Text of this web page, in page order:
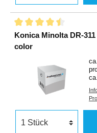
Konica Minolta DR-
color
ca.
ca.